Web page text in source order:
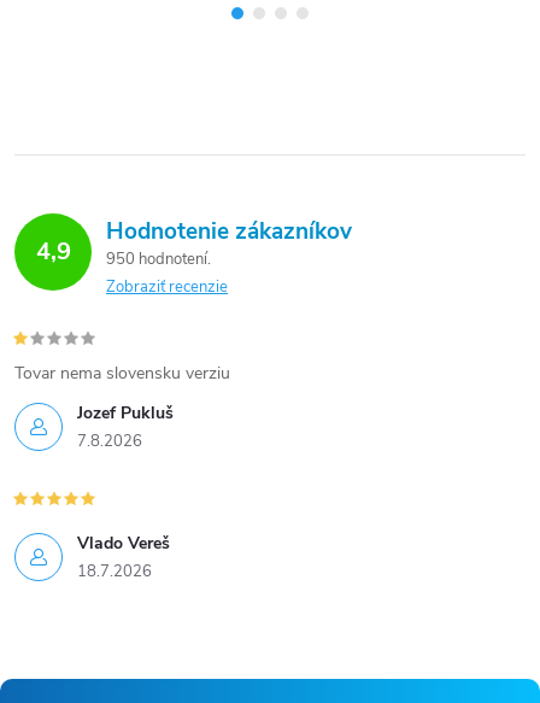
4,9
Hodnotenie zákazníkov
950 hodnotení
Zobraziť recenzie
Jozef Pukluš
7.8.2026
Tovar nema slovensku verziu
Vlado Vereš
18.7.2026